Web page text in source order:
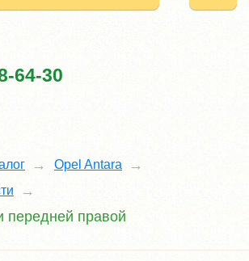
64-30
Opel Antara
передней правой